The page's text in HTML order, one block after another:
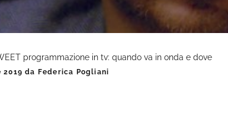
programmazione in tv: quando va in onda e dove
2019 da Federica Pogliani